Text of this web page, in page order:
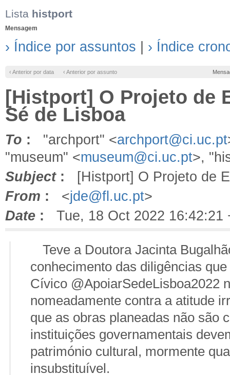
Lista histport
Mensagem
› Índice por assuntos › Índice
‹ Anterior por data ‹ Anterior por assunto
[Histport] O Projeto de
Sé de Lisboa
To : "archport" <archport@ci.uc.pt
"museum" <museum@ci.uc.pt>,
Subject: [Histport] O Projeto de
From : <jde@fl.uc.pt>
Date : Tue, 18 Oct 2022 16:42:21
Teve a Doutora Jacinta
conhecimento das diligências
Cívico @ApoiarSedeLisboa2022
nomeadamente contra a atitude
que as obras planeadas não são
instituições governamentais
património cultural, mormente
insubstituível.